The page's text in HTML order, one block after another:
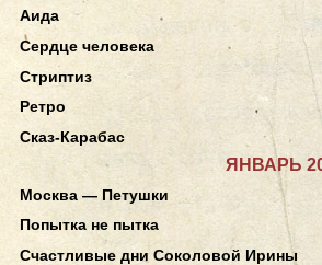
Аида
Сердце человека
Стриптиз
Ретро
Сказ-Карабас
ЯНВАРЬ
Москва — Петушки
Попытка не пытка
Счастливые дни Соколовой Ирины